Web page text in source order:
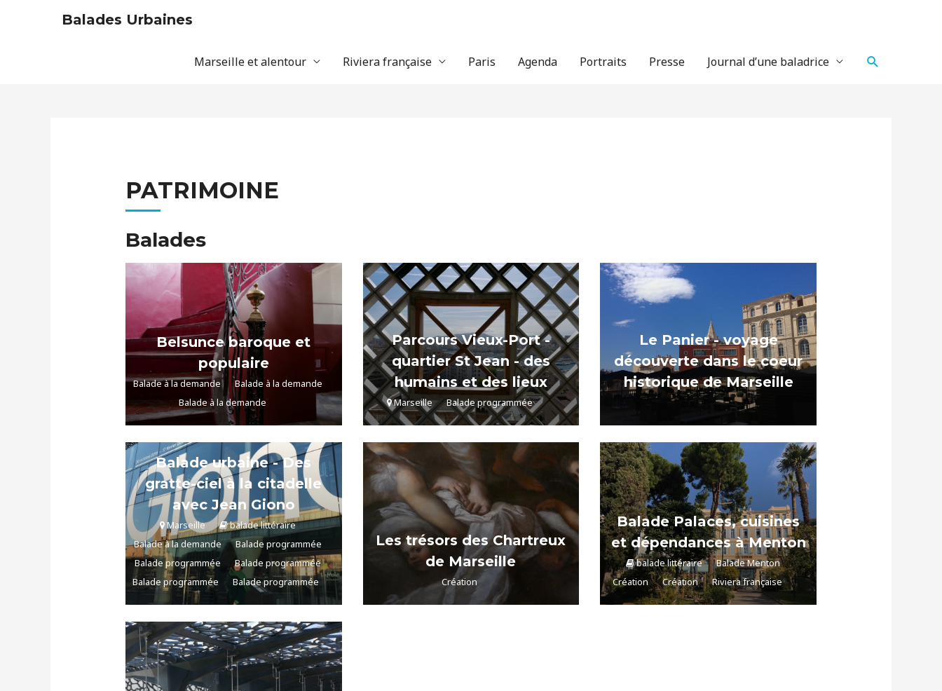
Balades Urbaines
Marseille et alentour Riviera française Paris Agenda Portraits Presse Journal d’une baladrice
PATRIMOINE
Balades
Belsunce baroque et
populaire
Balade à la demande
Balade à la demande
Balade à la demande
Parcours Vieux-Port -
quartier St Jean - des
humains et des lieux
Marseille Balade programmée
Le Panier - voyage
découverte dans le coeur
historique de Marseille
Balade urbaine - Des
gratte-ciel à la citadelle
avec Jean Giono
Marseille
balade littéraire
Balade à la demande
Balade programmée
Balade programmée
Balade programmée
Balade programmée
Balade programmée
Les trésors des Chartreux
de Marseille
Création
Balade Palaces, cuisines
et dépendances à Menton
balade littéraire
Balade Menton
Création
Création Riviera française